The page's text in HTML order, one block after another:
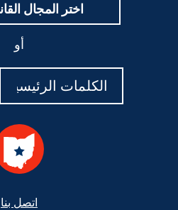
اختر المجال
اتصل بنا